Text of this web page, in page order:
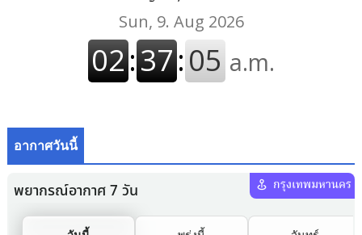
อากาศวันนี้